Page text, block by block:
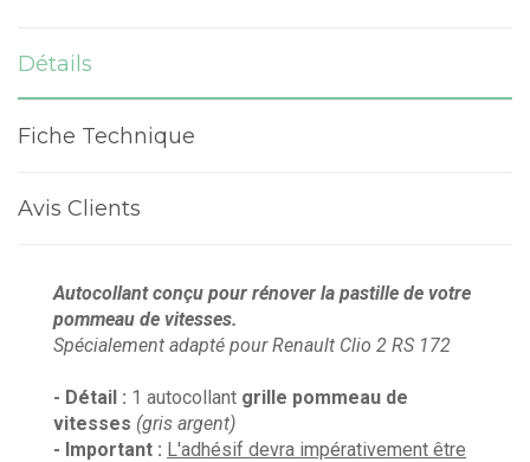
Détails
Fiche Technique
Avis Clients
Autocollant conçu pour rénover la pastille de votre
pommeau de vitesses.
Spécialement adapté pour Renault Clio 2 RS 172
- Détail : 1 autocollant grille pommeau de
vitesses (gris argent)
- Important : L'adhésif devra impérativement être